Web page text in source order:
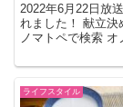
2022年6月22日放
れました！ 献立
ノマトペで検索
ライフスタイル